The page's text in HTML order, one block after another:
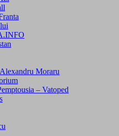
Moraru
– Vatoped